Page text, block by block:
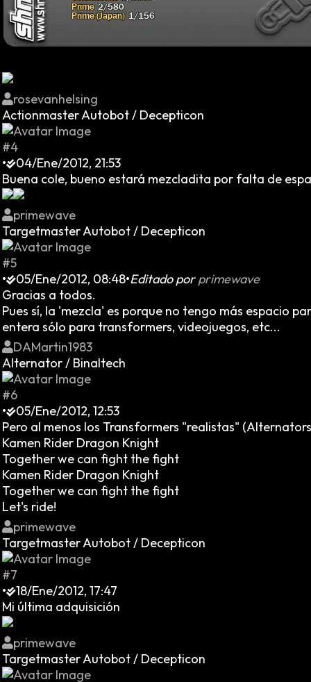
rosevanhelsing
Actionmaster Autobot / Decepticon
#4
•
04/Ene/2012, 21:53
Buena cole, bueno estará mezcladita por falta de
primewave
Targetmaster Autobot / Decepticon
#5
•
05/Ene/2012, 08:48•Editado porprimewave
Gracias a todos.
Pues sí, la 'mezcla' es porque no tengo más espacio
entera sólo para transformers, videojuegos, etc...
DAMartin1983
Alternator / Binaltech
#6
•
05/Ene/2012, 12:53
Pero al menos los Transformers "realistas"
Kamen Rider Dragon Knight
Together we can fight the fight
Kamen Rider Dragon Knight
Together we can fight the fight
Let's ride!
primewave
Targetmaster Autobot / Decepticon
#7
•
18/Ene/2012, 17:47
Mi última adquisición
primewave
Targetmaster Autobot / Decepticon